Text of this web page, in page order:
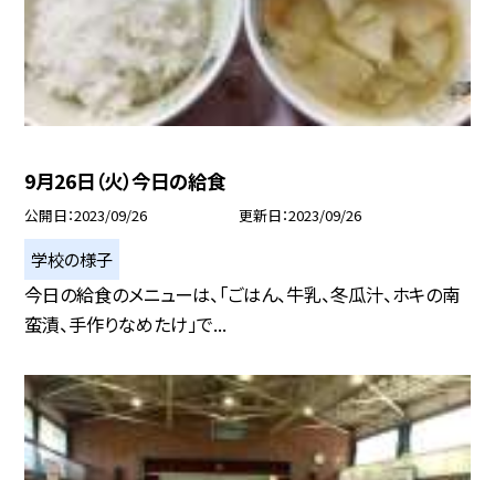
9月26日（火）今日の給食
公開日 2023/09/26 更新日 2023/09/26
学校の様子
今日の給食のメニューは、「ごはん、牛乳、冬瓜汁、ホキの南
蛮漬、手作りなめたけ」で...